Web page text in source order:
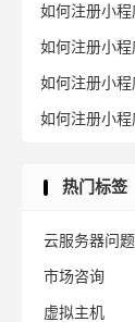
如何注册小程
如何注册小程
如何注册小程
如何注册小程
热门标签
云服务器问题
市场咨询
虚拟主机